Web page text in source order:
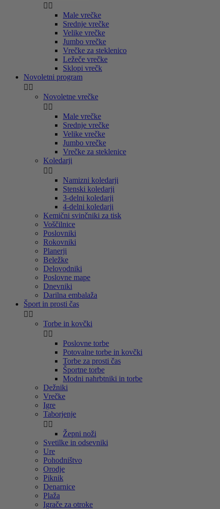
 
Male vrečke
Srednje vrečke
Velike vrečke
Jumbo vrečke
Vrečke za steklenico
Ležeče vrečke
Sklopi vrečk
Novoletni program
 
Novoletne vrečke
 
Male vrečke
Srednje vrečke
Velike vrečke
Jumbo vrečke
Vrečke za steklenice
Koledarji
 
Namizni koledarji
Stenski koledarji
3-delni koledarji
4-delni koledarji
Kemični svinčniki za tisk
Voščilnice
Poslovniki
Rokovniki
Planerji
Beležke
Delovodniki
Poslovne mape
Dnevniki
Darilna embalaža
Šport in prosti čas
 
Torbe in kovčki
 
Poslovne torbe
Potovalne torbe in kovčki
Torbe za prosti čas
Športne torbe
Modni nahrbtniki in torbe
Dežniki
Vrečke
Igre
Taborjenje
 
Žepni noži
Svetilke in odsevniki
Ure
Pohodništvo
Orodje
Piknik
Denarnice
Plaža
Igrače za otroke